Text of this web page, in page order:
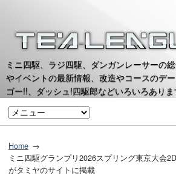
ミニ四駆、ラジ四駆、ダンガンレーサーの
やイベントの最新情報、改造やコースのデ
ゴー!!、ダッシュ!四駆郎などいろいろありま
Home
ミニ四駆グランプリ2026スプリング東京大会
がタミヤのサイトに掲載